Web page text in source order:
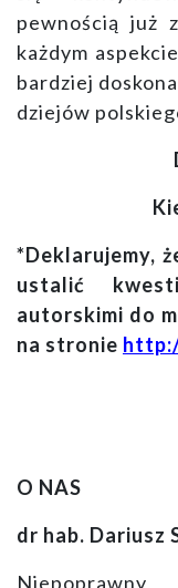
pewnością już
każdym
bardziej
dziejów
*Deklarujemy,
ustalić
autorskimi do
na stronie
O NAS
dr hab. Dariusz